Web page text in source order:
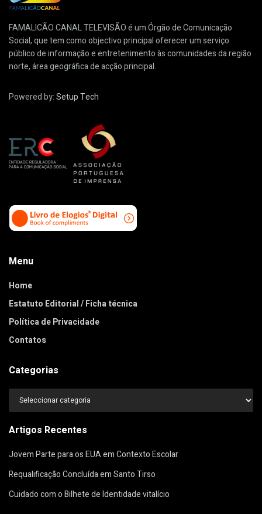
FAMALICÃO CANAL TELEVISÃO é um Órgão de Comunicação
Social, que tem como objectivo principal oferecer um serviço
público de informação e entretenimento às comunidades da região
norte, área geográfica de acção principal.
Powered by:Setup Tech
Menu
Home
Estatuto Editorial / Ficha técnica
Política de Privacidade
Contatos
Categorias
Categorias
Artigos Recentes
Jovem Parte para os EUA em Contexto Escolar
Requalificação Concluída em Santo Tirso
Cuidado com o Bilhete de Identidade vitalício